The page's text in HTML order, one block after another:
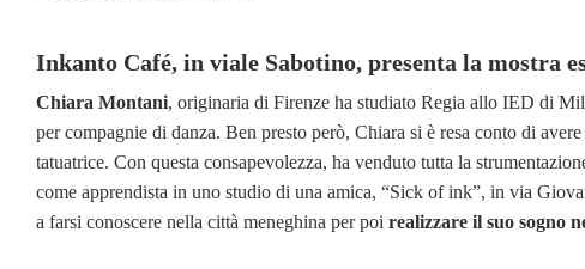
Inkanto Café, in viale Sabotino, presenta la mostra
Chiara Montani, originaria di Firenze ha studiato Regia allo IED di
per compagnie di danza. Ben presto però, Chiara si è resa conto di
tatuatrice. Con questa consapevolezza, ha venduto tutta la
come apprendista in uno studio di una amica, “Sick of ink”, in via
a farsi conoscere nella città meneghina per poi realizzare il suo sogno